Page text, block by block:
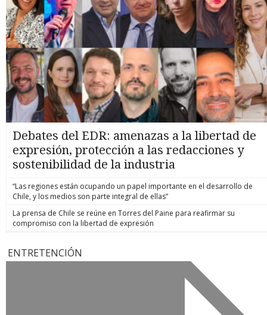
Debates del EDR: amenazas a la libertad de
expresión, protección a las redacciones y
sostenibilidad de la industria
“Las regiones están ocupando un papel importante en el desarrollo de
Chile, y los medios son parte integral de ellas”
La prensa de Chile se reúne en Torres del Paine para reafirmar su
compromiso con la libertad de expresión
ENTRETENCIÓN